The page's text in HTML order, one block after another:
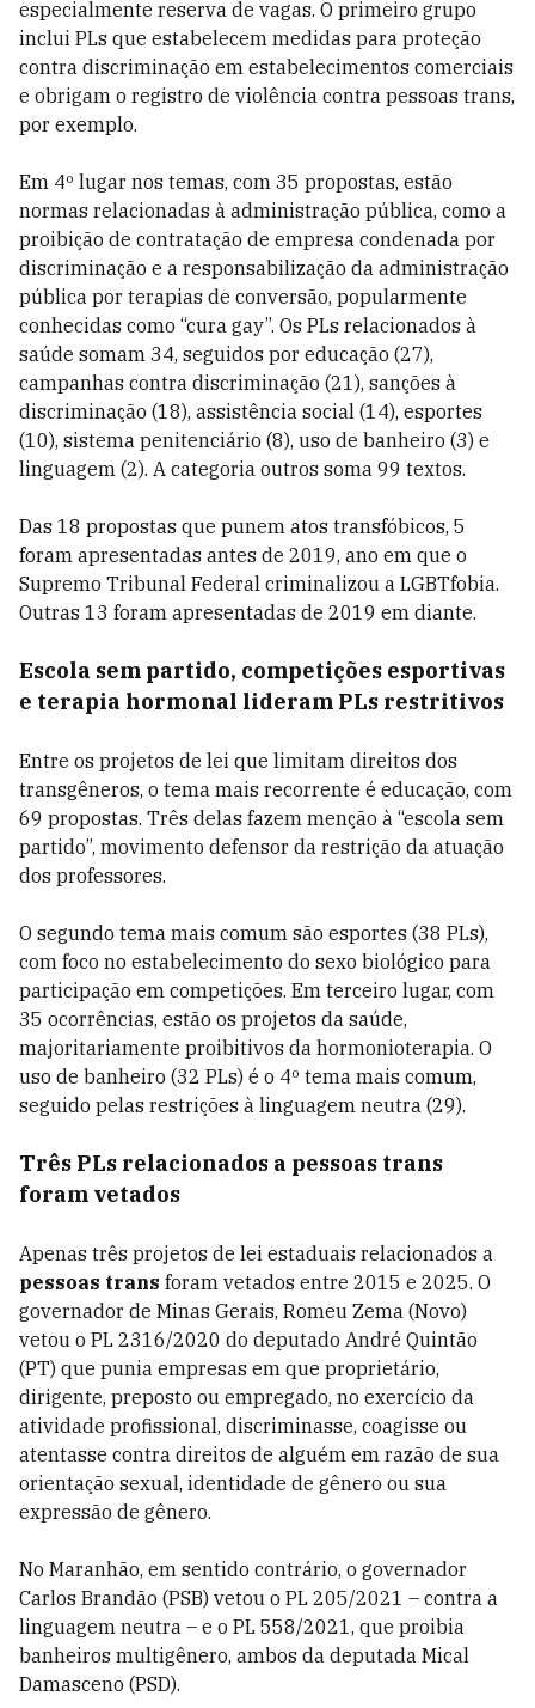
especialmente reserva de vagas. O primeiro grupo
inclui PLs que estabelecem medidas para proteção
contra discriminação em estabelecimentos comerciais
e obrigam o registro de violência contra pessoas trans,
por exemplo.
Em 4º lugar nos temas, com 35 propostas, estão
normas relacionadas à administração pública, como a
proibição de contratação de empresa condenada por
discriminação e a responsabilização da administração
pública por terapias de conversão, popularmente
conhecidas como “cura gay”. Os PLs relacionados à
saúde somam 34, seguidos por educação (27),
campanhas contra discriminação (21), sanções à
discriminação (18), assistência social (14), esportes
(10), sistema penitenciário (8), uso de banheiro (3) e
linguagem (2). A categoria outros soma 99 textos.
Das 18 propostas que punem atos transfóbicos, 5
foram apresentadas antes de 2019, ano em que o
Supremo Tribunal Federal criminalizou a LGBTfobia.
Outras 13 foram apresentadas de 2019 em diante.
Escola sem partido, competições esportivas
e terapia hormonal lideram PLs restritivos
Entre os projetos de lei que limitam direitos dos
transgêneros, o tema mais recorrente é educação, com
69 propostas. Três delas fazem menção à “escola sem
partido”, movimento defensor da restrição da atuação
dos professores.
O segundo tema mais comum são esportes (38 PLs),
com foco no estabelecimento do sexo biológico para
participação em competições. Em terceiro lugar, com
35 ocorrências, estão os projetos da saúde,
majoritariamente proibitivos da hormonioterapia. O
uso de banheiro (32 PLs) é o 4º tema mais comum,
seguido pelas restrições à linguagem neutra (29).
Três PLs relacionados a pessoas trans
foram vetados
Apenas três projetos de lei estaduais relacionados a
pessoas trans foram vetados entre 2015 e 2025. O
governador de Minas Gerais, Romeu Zema (Novo)
vetou o PL 2316/2020 do deputado André Quintão
(PT) que punia empresas em que proprietário,
dirigente, preposto ou empregado, no exercício da
atividade profissional, discriminasse, coagisse ou
atentasse contra direitos de alguém em razão de sua
orientação sexual, identidade de gênero ou sua
expressão de gênero.
No Maranhão, em sentido contrário, o governador
Carlos Brandão (PSB) vetou o PL 205/2021 – contra a
linguagem neutra – e o PL 558/2021, que proibia
banheiros multigênero, ambos da deputada Mical
Damasceno (PSD).